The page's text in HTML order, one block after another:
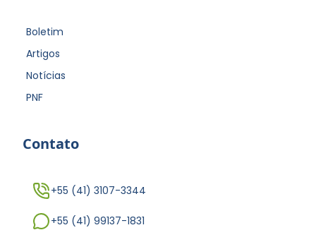
Boletim
Artigos
Notícias
PNF
Contato
+55 (41) 3107-3344
+55 (41) 99137-1831